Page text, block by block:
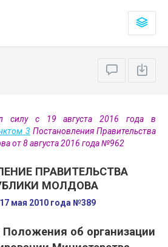
силу с 19 августа 2016 года в
3 Постановления Правительства
от 8 августа 2016 года №962
ПРАВИТЕЛЬСТВА
МОЛДОВА
мая 2010 года №389
об организации